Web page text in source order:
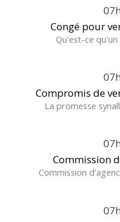
Congé pour
Qu'est-ce qu'un
Compromis de
La promesse
Commission
Commission